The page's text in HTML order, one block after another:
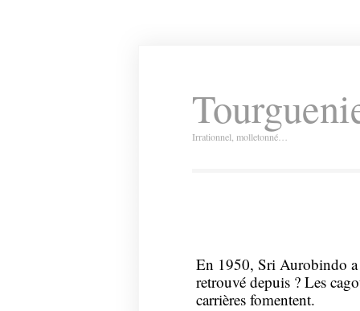
Irrationnel, molletonné…
En 1950, Sri Aurobindo a
retrouvé depuis ? Les
carrières fomentent.